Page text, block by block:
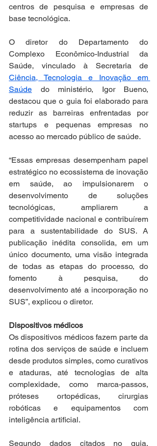
centros de pesquisa e empresas de
base tecnológica.
O diretor do Departamento do
Complexo Econômico-Industrial da
Ciência, Tecnologia e Inovação em
Saúde do ministério, Igor Bueno,
destacou que o guia foi elaborado para
reduzir as barreiras enfrentadas por
startups e pequenas empresas no
acesso ao mercado público de saúde.
“Essas empresas desempenham papel
estratégico no ecossistema de inovação
em saúde, ao impulsionarem o
desenvolvimento de soluções
tecnológicas, ampliarem a
competitividade nacional e contribuírem
para a sustentabilidade do SUS. A
publicação inédita consolida, em um
único documento, uma visão integrada
de todas as etapas do processo, do
fomento à pesquisa, do
desenvolvimento até a incorporação no
SUS”, explicou o diretor.
Dispositivos médicos
Os dispositivos médicos fazem parte da
rotina dos serviços de saúde e incluem
desde produtos simples, como curativos
e ataduras, até tecnologias de alta
complexidade, como marca-passos,
próteses ortopédicas, cirurgias
robóticas e equipamentos com
inteligência artificial.
Segundo dados citados no guia,